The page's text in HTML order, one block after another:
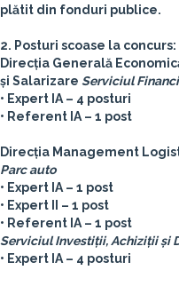
plătit din fonduri publice.
2. Posturi scoase la concurs:
Direcția Generală
și Salarizare Serviciul
• Expert IA – 4 posturi
• Referent IA – 1 post
Direcția Management
Parc auto
• Expert IA – 1 post
• Expert II – 1 post
• Referent IA – 1 post
Serviciul Investiții, Achiziții și
• Expert IA – 4 posturi